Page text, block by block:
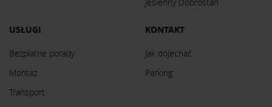
USŁUGI
Bezpłatne porady
Montaż
Transport
KONTAKT
Jak dojechać
Parking